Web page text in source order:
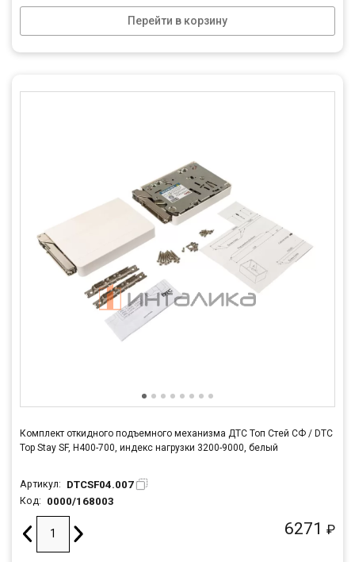
Перейти в корзину
Комплект откидного подъемного механизма ДТС Топ Стей СФ / DTC
Top Stay SF, H400-700, индекс нагрузки 3200-9000, белый
Артикул: DTCSF04.007
Код: 0000/168003
6271 ₽